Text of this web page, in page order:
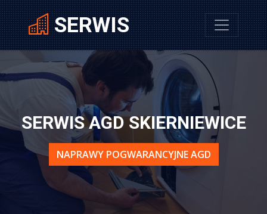
SERWIS
SERWIS AGD SKIERNIEWICE
NAPRAWY POGWARANCYJNE AGD